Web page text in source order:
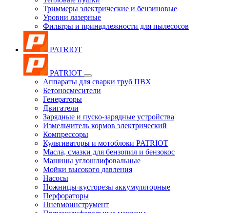
Триммеры электрические и бензиновые
Уровни лазерные
Фильтры и принадлежности для пылесосов
PATRIOT
PATRIOT
Аппараты для сварки труб ПВХ
Бетоносмесители
Генераторы
Двигатели
Зарядные и пуско-зарядные устройства
Измельчитель кормов электрический
Компрессоры
Культиваторы и мотоблоки PATRIOT
Масла, смазки для бензопил и бензокос
Машины углошлифовальные
Мойки высокого давления
Насосы
Ножницы-кусторезы аккумуляторные
Перфораторы
Пневмоинструмент